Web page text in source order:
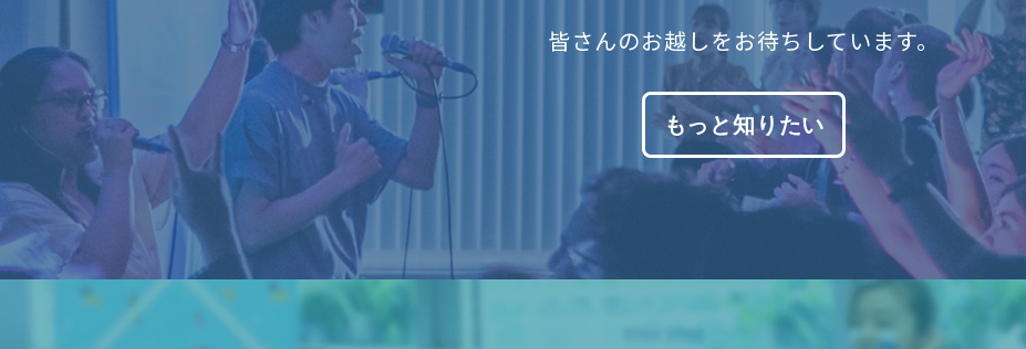
皆さんのお越しをお待ちしています。
もっと知りたい